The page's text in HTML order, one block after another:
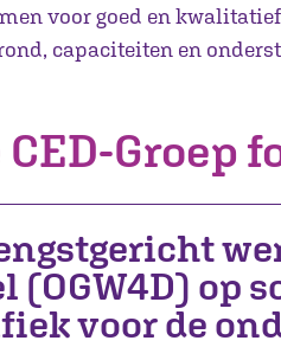
voor goed en
capaciteiten en
Groep
(OGW4D) op
voor de